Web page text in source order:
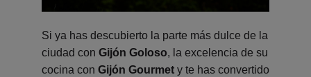
Si ya has descubierto la parte más dulce de la
ciudad con Gijón Goloso, la excelencia de su
cocina con Gijón Gourmet y te has convertido